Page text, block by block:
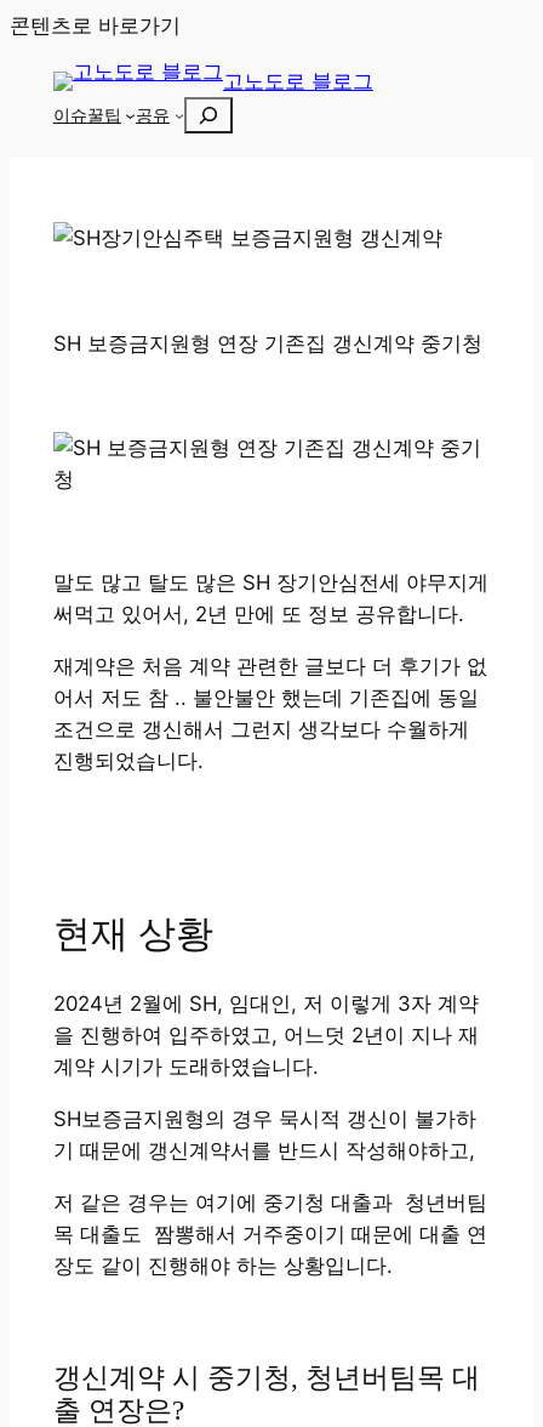
콘텐츠로 바로가기
고노도로 블로그
이슈꿀팁 공유
색
SH 보증금지원형 연장 기존집 갱신계약 중기청
말도 많고 탈도 많은 SH 장기안심전세 야무지게
써먹고 있어서, 2년 만에 또 정보 공유합니다.
재계약은 처음 계약 관련한 글보다 더 후기가 없
어서 저도 참 .. 불안불안 했는데 기존집에 동일
조건으로 갱신해서 그런지 생각보다 수월하게
진행되었습니다.
현재 상황
2024년 2월에 SH, 임대인, 저 이렇게 3자 계약
을 진행하여 입주하였고, 어느덧 2년이 지나 재
계약 시기가 도래하였습니다.
SH보증금지원형의 경우 묵시적 갱신이 불가하
기 때문에 갱신계약서를 반드시 작성해야하고,
저 같은 경우는 여기에 중기청 대출과 청년버팀
목 대출도 짬뽕해서 거주중이기 때문에 대출 연
장도 같이 진행해야 하는 상황입니다.
갱신계약 시 중기청, 청년버팀목 대
출 연장은?